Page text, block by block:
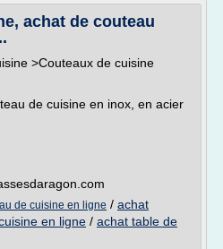
achat de couteau
>Couteaux de cuisine
de cuisine en inox, en acier
de cuisine en ligne / achat
en ligne / achat table de